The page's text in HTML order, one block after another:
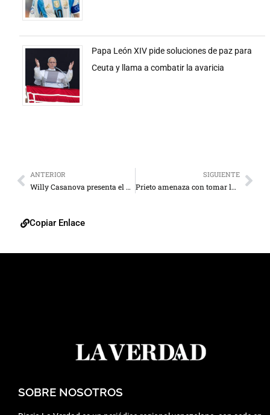
Papa León XIV pide soluciones de paz para
Ceuta y llama a combatir la avaricia
ANTERIOR
Willy Casanova presenta el balance de su gobierno
SIGUIENTE
Prieto amenaza con tomar las bombas que propicien las colas
Copiar Enlace
SOBRE NOSOTROS